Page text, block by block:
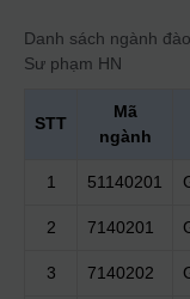
Danh sách ngành
Sư phạm HN
STT
Mã
ngành
1 51140201
2 7140201
3 7140202